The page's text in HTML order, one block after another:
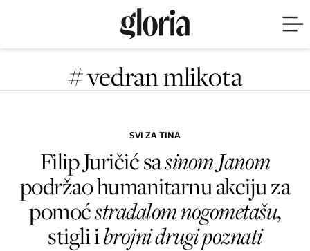
# vedran mlikota
SVI ZA TINA
Filip Juričić sasinom Janom
podržao humanitarnu akciju za
pomoćstradalom nogometašu,
stigli ibrojni drugi poznati